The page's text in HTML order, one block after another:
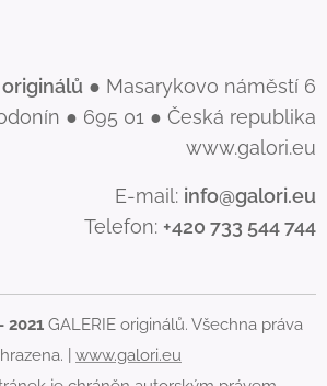
originálů ● Masarykovo náměstí 6
● 695 01 ● Česká republika
www.galori.eu
E-mail: info@galori.eu
Telefon: +420 733 544 744
2021 GALERIE originálů. Všechna práva
| www.galori.eu